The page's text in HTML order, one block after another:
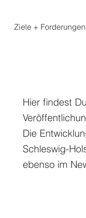
Ziele + Forderungen
Hier findest
Die
Schleswig-
ebenso im